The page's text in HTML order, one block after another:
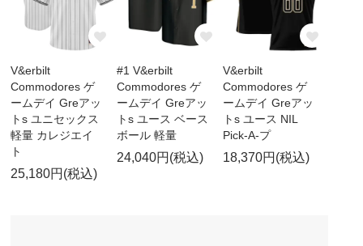
V&erbilt
Commodores ゲ
ームデイ Greアッ
トs ユニセックス
軽量 カレジエイ
ト
25,180円(税込)
#1 V&erbilt
Commodores ゲ
ームデイ Greアッ
トs ユース ベース
ボール 軽量
24,040円(税込)
V&erbilt
Commodores ゲ
ームデイ Greアッ
トs ユース NIL
Pick-A-プ
18,370円(税込)